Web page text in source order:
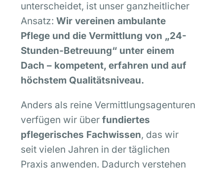
unterscheidet, ist unser ganzheitlicher
Ansatz: Wir vereinen ambulante
Pflege und die Vermittlung von „24-
Stunden-Betreuung“ unter einem
Dach – kompetent, erfahren und auf
höchstem Qualitätsniveau.
Anders als reine Vermittlungsagenturen
verfügen wir über fundiertes
pflegerisches Fachwissen, das wir
seit vielen Jahren in der täglichen
Praxis anwenden. Dadurch verstehen